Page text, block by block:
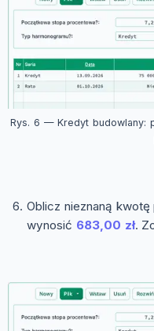
Rys. 6 — Kredyt budowlany:
Oblicz nieznaną kwotę
wynosić 683,00 zł.